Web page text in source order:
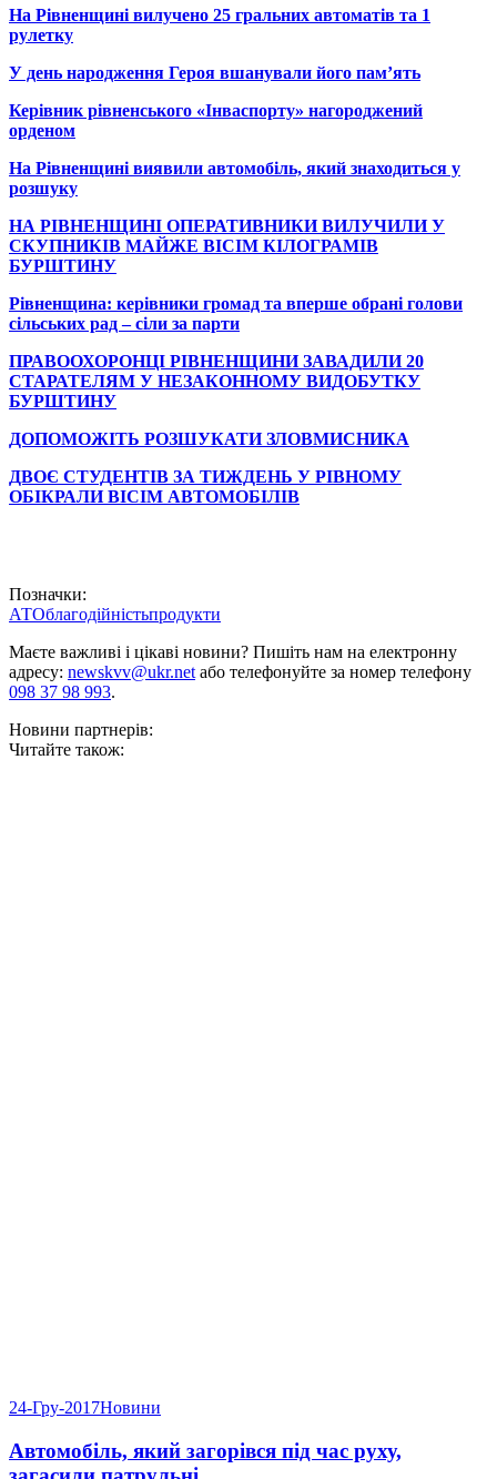
На Рівненщині вилучено 25 гральних автоматів та 1
рулетку
У день народження Героя вшанували його пам’ять
Керівник рівненського «Інваспорту» нагороджений
орденом
На Рівненщині виявили автомобіль, який знаходиться у
розшуку
НА РІВНЕНЩИНІ ОПЕРАТИВНИКИ ВИЛУЧИЛИ У
СКУПНИКІВ МАЙЖЕ ВІСІМ КІЛОГРАМІВ
БУРШТИНУ
Рівненщина: керівники громад та вперше обрані голови
сільських рад – сіли за парти
ПРАВООХОРОНЦІ РІВНЕНЩИНИ ЗАВАДИЛИ 20
СТАРАТЕЛЯМ У НЕЗАКОННОМУ ВИДОБУТКУ
БУРШТИНУ
ДОПОМОЖІТЬ РОЗШУКАТИ ЗЛОВМИСНИКА
ДВОЄ СТУДЕНТІВ ЗА ТИЖДЕНЬ У РІВНОМУ
ОБІКРАЛИ ВІСІМ АВТОМОБІЛІВ
Позначки:
АТОблагодійністьпродукти
Маєте важливі і цікаві новини? Пишіть нам на електронну
адресу: newskvv@ukr.netабо телефонуйте за номер телефону
098 37 98 993.
Новини партнерів:
Читайте також:
24-Гру-2017Новини
Автомобіль, який загорівся під час руху,